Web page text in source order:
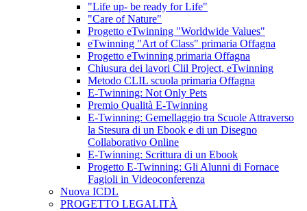
"Life up- be ready for Life"
"Care of Nature"
Progetto eTwinning "Worldwide Values"
eTwinning "Art of Class" primaria Offagna
Progetto eTwinning primaria Offagna
Chiusura dei lavori Clil Project, eTwinning
Metodo CLIL scuola primaria Offagna
E-Twinning: Not Only Pets
Premio Qualità E-Twinning
E-Twinning: Gemellaggio tra Scuole Attraverso
la Stesura di un Ebook e di un Disegno
Collaborativo Online
E-Twinning: Scrittura di un Ebook
Progetto E-Twinning: Gli Alunni di Fornace
Fagioli in Videoconferenza
Nuova ICDL
PROGETTO LEGALITÀ